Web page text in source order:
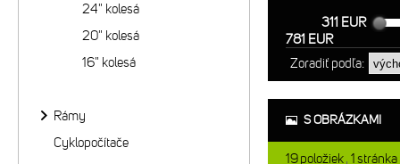
311 EUR
781 EUR
Zoradiť podľa:
S OBRÁZKAMI
19položiek 1stránka
24" kolesá
20" kolesá
16" kolesá
Rámy
Cyklopočítače